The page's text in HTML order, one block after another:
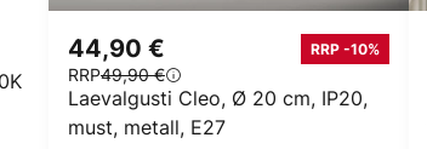
Laevalgusti Cleo, Ø 20 cm, IP20,
must, metall, E27
44,90 € RRP -10%
RRP49,90 €